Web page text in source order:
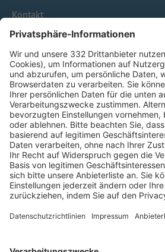
Kontakt
HÄUFIG BESUCHTE SEITEN
Pässe und Vereinswechsel
Trainerausbildung
Schulungsangebot Vereinsmitarbeiter
BFV-Geschäftsstellen
Trainerbörse
Login SpielPlus
FOLGE DEM BFV